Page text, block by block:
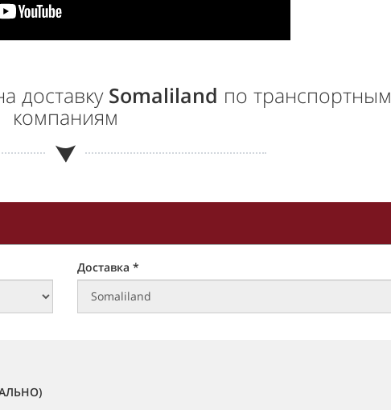
доставку Somaliland по транспортным
компаниям
Доставка *